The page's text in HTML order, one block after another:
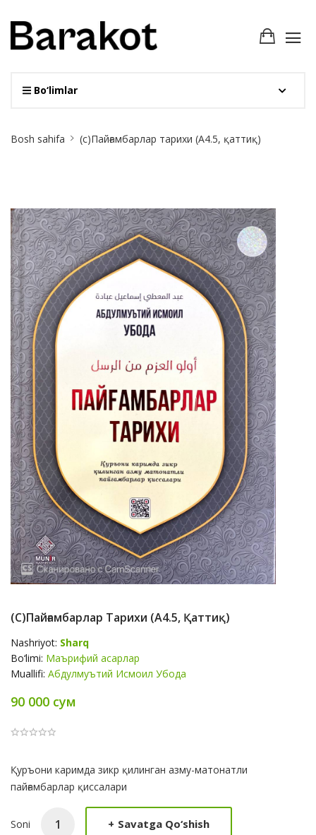
Bo‘limlar
Breadcrumb
Bosh sahifa (с)Пайғамбарлар тарихи (А4.5, қаттиқ)
(с)Пайғамбарлар Тарихи (А4.5, Қаттиқ)
Nashriyot: Sharq
Bo‘limi: Маърифий асарлар
Muallifi: Абдулмуътий Исмоил Убода
90 000 сум
Product
Summery
Қуръони каримда зикр қилинган азму-матонатли
пайғамбарлар қиссалари
Soni + Savatga Qo‘shish